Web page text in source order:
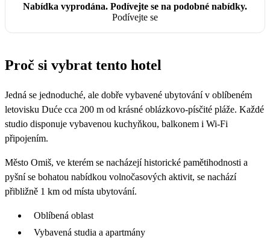
Nabídka vyprodána. Podívejte se na podobné nabídky.
Podívejte se
Proč si vybrat tento hotel
Jedná se jednoduché, ale dobře vybavené ubytování v oblíbeném
letovisku Duće cca 200 m od krásné oblázkovo-písčité pláže. Každé
studio disponuje vybavenou kuchyňkou, balkonem i Wi-Fi
připojením.
Město Omiš, ve kterém se nacházejí historické pamětihodnosti a
pyšní se bohatou nabídkou volnočasových aktivit, se nachází
přibližně 1 km od místa ubytování.
Oblíbená oblast
Vybavená studia a apartmány